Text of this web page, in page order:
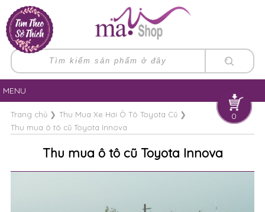
0
MENU
Trang chủ❯ Thu Mua Xe Hơi Ô Tô Toyota Cũ❯
Thu mua ô tô cũ Toyota Innova
Thu mua ô tô cũ Toyota Innova